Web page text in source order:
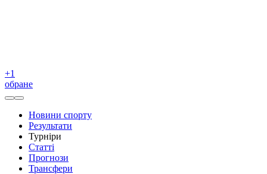
+1
обране
Новини спорту
Результати
Турніри
Статті
Прогнози
Трансфери